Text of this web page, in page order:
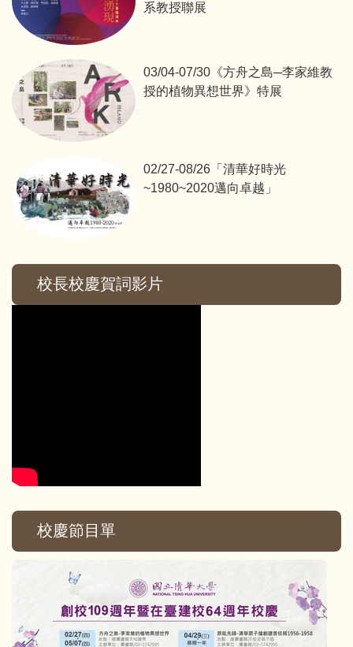
系教授聯展
03/04-07/30《方舟之島─李家維教
授的植物異想世界》特展
02/27-08/26「清華好時光
~1980~2020邁向卓越」
校長校慶賀詞影片
校慶節目單